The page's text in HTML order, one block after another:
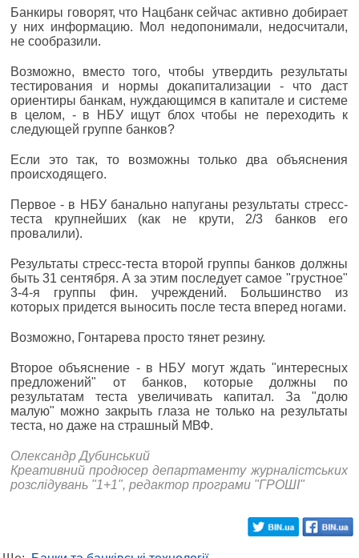
Банкиры говорят, что Нацбанк сейчас активно добирает
у них информацию. Мол недопонимали, недосчитали,
не сообразили.
Возможно, вместо того, чтобы утвердить результаты
тестирования и нормы докапитализации - что даст
ориентиры банкам, нуждающимся в капитале и системе
в целом, - в НБУ ищут блох чтобы не переходить к
следующей группе банков?
Если это так, то возможны только два объяснения
происходящего.
Первое - в НБУ банально напуганы результаты стресс-
теста крупнейших (как не крути, 2/3 банков его
провалили).
Результаты стресс-теста второй группы банков должны
быть 31 сентября. А за этим последует самое "грустное"
3-4-я группы фин. учреждений. Большинство из
которых придется выносить после теста вперед ногами.
Возможно, Гонтарева просто тянет резину.
Второе объяснение - в НБУ могут ждать "интересных
предложений" от банков, которые должны по
результатам теста увеличивать капитал. За "долю
малую" можно закрыть глаза не только на результаты
теста, но даже на страшный МВФ.
Олександр Дубинський
Креативний продюсер департаменту журналістських
розслідувань "1+1", редактор програми "ГРОШІ"